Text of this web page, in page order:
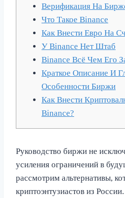
Верификация На
Что Такое Binance
Как Внести Евро На
У Binance Нет Штаб
Binance Всё Чем Его
Краткое Описание И
Особенности Биржи
Как Внести
Binance?
Руководство биржи не
усиления ограничений в
рассмотрим альтернативы,
криптоэнтузиастов из